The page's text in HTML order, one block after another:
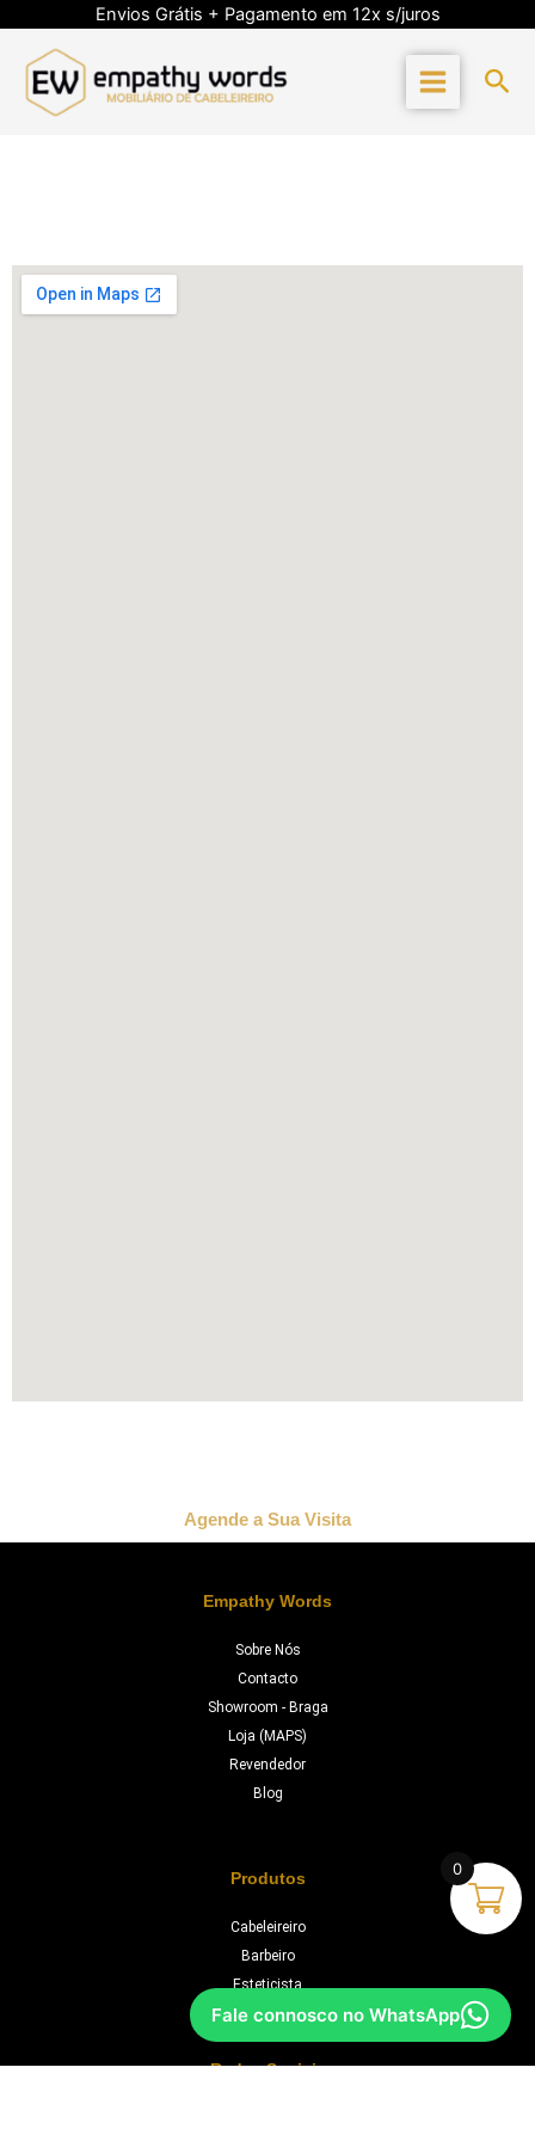
Envios Grátis + Pagamento em 12x s/juros
content
Agende a Sua Visita
Empathy Words
Sobre Nós
Contacto
Showroom - Braga
Loja (MAPS)
Revendedor
Blog
Produtos
Cabeleireiro
Barbeiro
Esteticista
Redes Sociais
Fale connosco no WhatsApp
0